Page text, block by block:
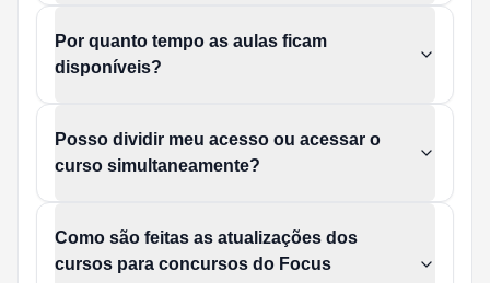
Por quanto tempo as aulas ficam
disponíveis?
Posso dividir meu acesso ou acessar o
curso simultaneamente?
Como são feitas as atualizações dos
cursos para concursos do Focus